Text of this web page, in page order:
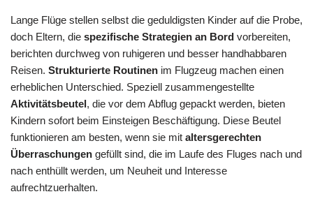
Lange Flüge stellen selbst die geduldigsten Kinder auf die Probe,
doch Eltern, die spezifische Strategien an Bord vorbereiten,
berichten durchweg von ruhigeren und besser handhabbaren
Reisen. Strukturierte Routinen im Flugzeug machen einen
erheblichen Unterschied. Speziell zusammengestellte
Aktivitätsbeutel, die vor dem Abflug gepackt werden, bieten
Kindern sofort beim Einsteigen Beschäftigung. Diese Beutel
funktionieren am besten, wenn sie mit altersgerechten
Überraschungen gefüllt sind, die im Laufe des Fluges nach und
nach enthüllt werden, um Neuheit und Interesse
aufrechtzuerhalten.